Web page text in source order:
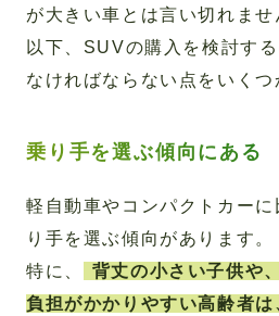
が大きい車とは言い切れませ
以下、SUVの購入を検討す
なければならない点をいくつ
乗り手を選ぶ傾向にある
軽自動車やコンパクトカー
り手を選ぶ傾向があります。
特に、
背丈の小さい子供や
負担がかかりやすい高齢者